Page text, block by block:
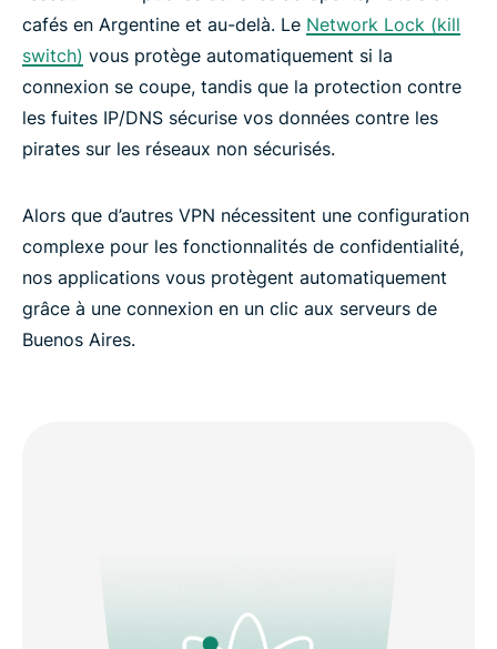
cafés en Argentine et au-delà. Le Network Lock (kill
switch) vous protège automatiquement si la
connexion se coupe, tandis que la protection contre
les fuites IP/DNS sécurise vos données contre les
pirates sur les réseaux non sécurisés.
Alors que d’autres VPN nécessitent une configuration
complexe pour les fonctionnalités de confidentialité,
nos applications vous protègent automatiquement
grâce à une connexion en un clic aux serveurs de
Buenos Aires.